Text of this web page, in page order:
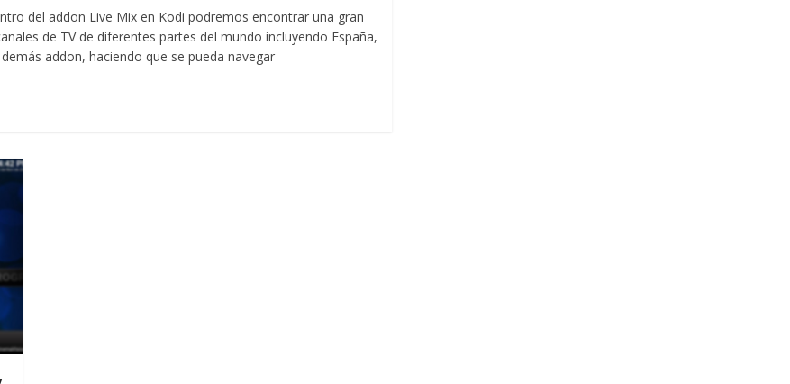
del addon Live Mix en Kodi podremos encontrar una gran
de TV de diferentes partes del mundo incluyendo España,
addon, haciendo que se pueda navegar